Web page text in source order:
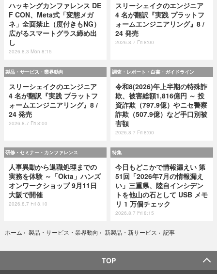
ハッキングカンファレンス DE
F CON、Meta式「変態メガ
ネ」全面禁止（度付きもNG）
広がるスマートグラス締め出
し
2026.8.3 Mon 8:15
スリーシェイクのエンジニア
4 名が翻訳『実践 プラットフ
ォームエンジニアリング』8 /
24 発売
2026.8.7 Fri 8:00
製品・サービス・業界動向
スリーシェイクのエンジニア
4 名が翻訳『実践 プラットフ
ォームエンジニアリング』8 /
24 発売
2026.8.7 Fri 8:00
調査・レポート・白書・ガイドライン
令和8(2026)年上半期の特殊詐
欺、被害総額1,816億円 ～ 投
資詐欺（797.9億）やニセ警察
詐欺（507.9億）など手口別被
害額
2026.8.7 Fri 8:00
研修・セミナー・カンファレンス
人事異動から退職処理までの
実務を体験 ～「Okta」ハンズ
オンワークショップ 9月11日
大阪で開催
2026.8.7 Fri 8:10
特集
今日もどこかで情報漏えい 第
51回「2026年7月の情報漏え
い」三重県、陸自インシデン
トを他山の石として USB メモ
リ 1 万個チェック
2026.8.7 Fri 8:15
ホーム › 製品・サービス・業界動向 › 新製品・新サービス › 記事
TOP